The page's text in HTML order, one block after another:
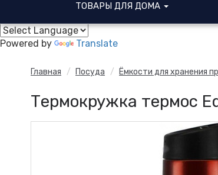
ТОВАРЫ ДЛЯ ДОМА
Powered by Translate
Главная Посуда Ёмкости для хранения
Термокружка термос